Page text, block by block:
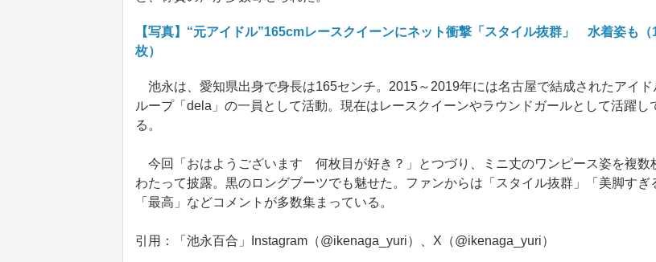
【写真】“元アイドル”165cmレースクイーンにネット衝撃「スタイル抜群」 水着姿も（
枚）
池永は、愛知県出身で身長は165センチ。2015～2019年には名古屋で結成されたアイド
ループ「dela」の一員として活動。現在はレースクイーンやラウンドガールとして活躍し
る。
今回「おはようございます 何枚目が好き？」とつづり、ミニ丈のワンピース姿を複数
わたって披露。黒のロングブーツでも魅せた。ファンからは「スタイル抜群」「美脚すぎ
「最高」などコメントが多数集まっている。
引用：「池永百合」Instagram（@ikenaga_yuri）、X（@ikenaga_yuri）